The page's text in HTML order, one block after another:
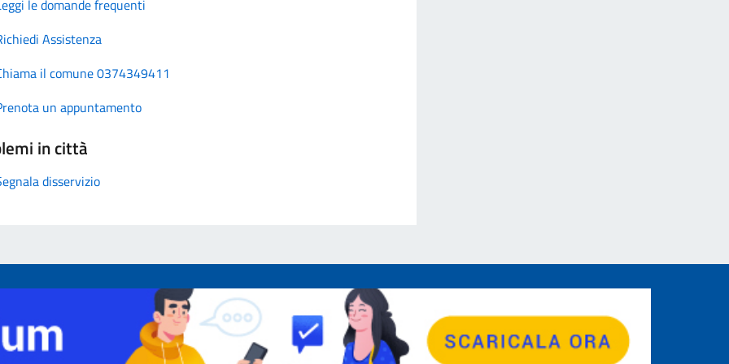
le domande frequenti
Assistenza
il comune 0374349411
un appuntamento
in città
disservizio